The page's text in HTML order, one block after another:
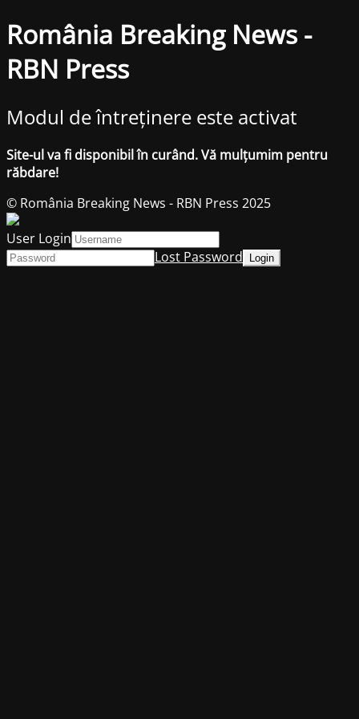
România Breaking News -
RBN Press
Modul de întreținere este activat
Site-ul va fi disponibil în curând. Vă mulțumim pentru
răbdare!
© România Breaking News - RBN Press 2025
User Login
Lost Password